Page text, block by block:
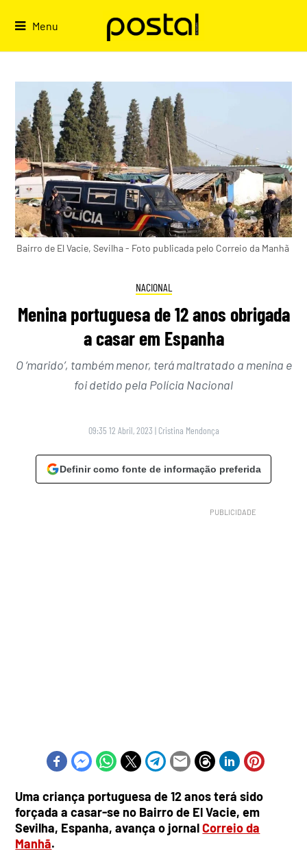
Menu
Bairro de El Vacie, Sevilha - Foto publicada pelo Correio da Manhã
NACIONAL
Menina portuguesa de 12 anos obrigada
a casar em Espanha
O ‘marido’, também menor, terá maltratado a menina e
foi detido pela Polícia Nacional
09:35 12 Abril, 2023 | Cristina Mendonça
Definir como fonte de informação preferida
Uma criança portuguesa de 12 anos terá sido
forçada a casar-se no Bairro de El Vacie, em
Sevilha, Espanha, avança o jornalCorreio da
Manhã.